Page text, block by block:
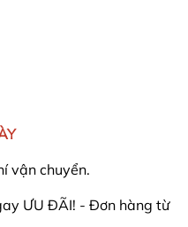
vận chuyển.
ƯU ĐÃI! - Đơn hàng từ